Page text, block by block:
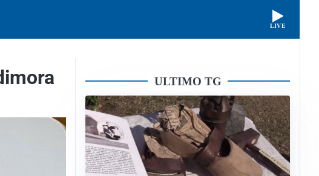
LIVE
ULTIMO TG